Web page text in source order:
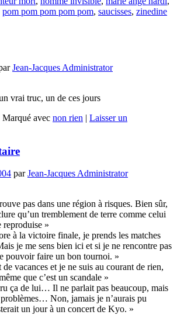
pom pom pom pom pom, saucisses, zinedine
Jean-Jacques Administrator
vrai truc, un de ces jours
Marqué avec non rien | Laisser un
parJean-Jacques Administrator
pas dans une région à risques. Bien sûr,
qu’un tremblement de terre comme celui
reproduise »
à la victoire finale, je prends les matches
je me sens bien ici et si je ne rencontre pas
pouvoir faire un bon tournoi. »
de vacances et je ne suis au courant de rien,
que c’est un scandale »
ça de lui… Il ne parlait pas beaucoup, mais
problèmes… Non, jamais je n’aurais pu
un jour à un concert de Kyo. »